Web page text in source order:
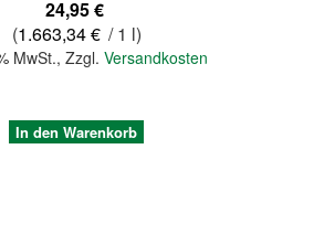
24,95 €
(1.663,34 € / 1 l)
MwSt., Zzgl. Versandkosten
In den Warenkorb